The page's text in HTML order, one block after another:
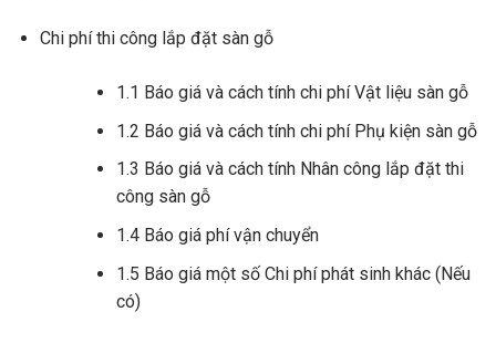
Chi phí thi công lắp đặt sàn gỗ
1.1 Báo giá và cách tính chi phí Vật liệu sàn gỗ
1.2 Báo giá và cách tính chi phí Phụ kiện sàn gỗ
1.3 Báo giá và cách tính Nhân công lắp đặt thi
công sàn gỗ
1.4 Báo giá phí vận chuyển
1.5 Báo giá một số Chi phí phát sinh khác (Nếu
có)